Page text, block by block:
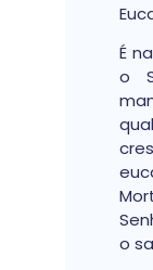
É
o
o